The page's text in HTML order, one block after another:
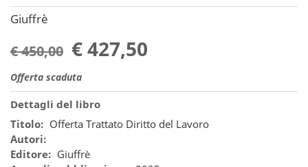
Giuffrè
€ 450,00 € 427,50
Offerta scaduta
Dettagli del libro
Titolo: Offerta Trattato Diritto del Lavoro
Autori:
Editore: Giuffrè